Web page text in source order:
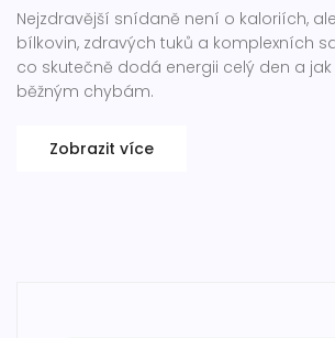
Nejzdravější snídaně není o kaloriích,
bílkovin, zdravých tuků a komplexních
co skutečně dodá energii celý den a
běžným chybám.
Zobrazit více